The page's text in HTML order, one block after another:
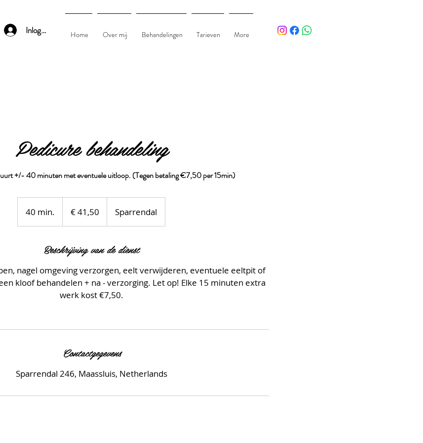
Inloggen Home Over mij Behandelingen Tarieven More
Pedicure behandeling
+/- 40 minuten met eventuele uitloop. (Tegen betaling €7,50 per 15min)
40 min.
0
i
.
€ 41,50 Sparrendal
Beschrijving van de dienst
nagel omgeving verzorgen, eelt verwijderen, eventuele eeltpit of
kloof behandelen + na - verzorging. Let op! Elke 15 minuten extra
werk kost €7,50.
Contactgegevens
Sparrendal 246, Maassluis, Netherlands